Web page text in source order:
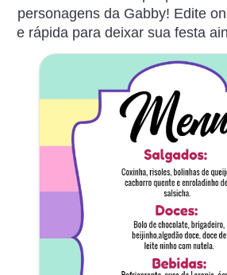
personagens da Gabby! Edite
e rápida para deixar sua festa